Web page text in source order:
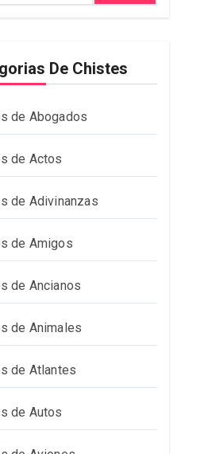
De Chistes
de Abogados
de Actos
de Adivinanzas
de Amigos
de Ancianos
de Animales
de Atlantes
de Autos